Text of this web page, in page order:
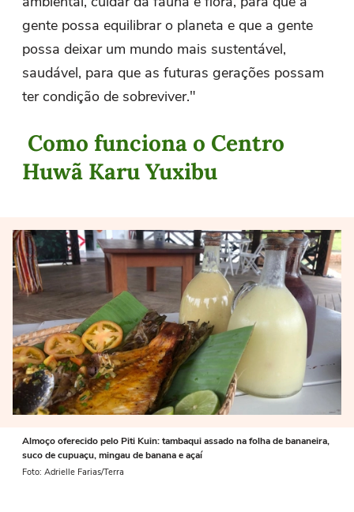
gente possa equilibrar o planeta e que a gente
possa deixar um mundo mais sustentável,
saudável, para que as futuras gerações possam
ter condição de sobreviver."
Como funciona o Centro
Huwã Karu Yuxibu
Almoço oferecido pelo Piti Kuin: tambaqui assado na folha de bananeira,
suco de cupuaçu, mingau de banana e açaí
Foto: Adrielle Farias/Terra